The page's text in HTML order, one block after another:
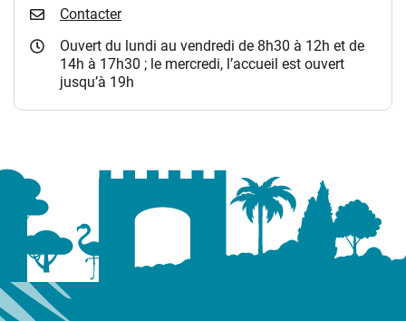
Contacter
Ouvert du lundi au vendredi de 8h30 à 12h et de
14h à 17h30 ; le mercredi, l’accueil est ouvert
jusqu’à 19h